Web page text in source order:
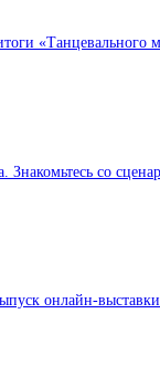
Знакомьтесь со
онлайн-